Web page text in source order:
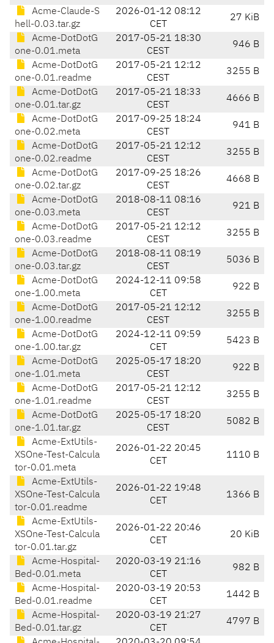
Acme-Claude-S
hell-0.03.tar.gz
2026-01-12 08:12
CET
27 KiB
Acme-DotDotG
one-0.01.meta
2017-05-21 18:30
CEST
946 B
Acme-DotDotG
one-0.01.readme
2017-05-21 12:12
CEST
3255 B
Acme-DotDotG
one-0.01.tar.gz
2017-05-21 18:33
CEST
4666 B
Acme-DotDotG
one-0.02.meta
2017-09-25 18:24
CEST
941 B
Acme-DotDotG
one-0.02.readme
2017-05-21 12:12
CEST
3255 B
Acme-DotDotG
one-0.02.tar.gz
2017-09-25 18:26
CEST
4668 B
Acme-DotDotG
one-0.03.meta
2018-08-11 08:16
CEST
921 B
Acme-DotDotG
one-0.03.readme
2017-05-21 12:12
CEST
3255 B
Acme-DotDotG
one-0.03.tar.gz
2018-08-11 08:19
CEST
5036 B
Acme-DotDotG
one-1.00.meta
2024-12-11 09:58
CET
922 B
Acme-DotDotG
one-1.00.readme
2017-05-21 12:12
CEST
3255 B
Acme-DotDotG
one-1.00.tar.gz
2024-12-11 09:59
CET
5423 B
Acme-DotDotG
one-1.01.meta
2025-05-17 18:20
CEST
922 B
Acme-DotDotG
one-1.01.readme
2017-05-21 12:12
CEST
3255 B
Acme-DotDotG
one-1.01.tar.gz
2025-05-17 18:20
CEST
5082 B
Acme-ExtUtils-
XSOne-Test-Calcula
tor-0.01.meta
2026-01-22 20:45
CET
1110 B
Acme-ExtUtils-
XSOne-Test-Calcula
tor-0.01.readme
2026-01-22 19:48
CET
1366 B
Acme-ExtUtils-
XSOne-Test-Calcula
tor-0.01.tar.gz
2026-01-22 20:46
CET
20 KiB
Acme-Hospital-
Bed-0.01.meta
2020-03-19 21:16
CET
982 B
Acme-Hospital-
Bed-0.01.readme
2020-03-19 20:53
CET
1442 B
Acme-Hospital-
Bed-0.01.tar.gz
2020-03-19 21:27
CET
4797 B